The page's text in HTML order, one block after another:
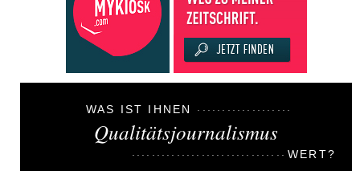
WAS IST IHNEN
Qualitätsjournalismus
WERT?